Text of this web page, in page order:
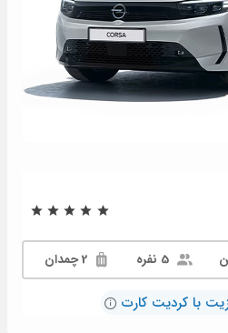
2 چمدان
با کردیت کارت